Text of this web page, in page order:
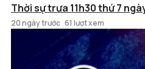
Thời sự trưa 11h30 thứ 7
20 ngày trước 61 lượt xem